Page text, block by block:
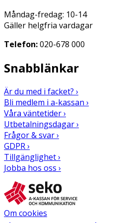
Måndag-fredag: 10-14
Gäller helgfria vardagar
Telefon:020-678 000
Snabblänkar
Är du med i facket? ›
Bli medlem i a-kassan ›
Våra väntetider ›
Utbetalningsdagar ›
Frågor & svar ›
GDPR ›
Tillgänglighet ›
Jobba hos oss ›
Om cookies